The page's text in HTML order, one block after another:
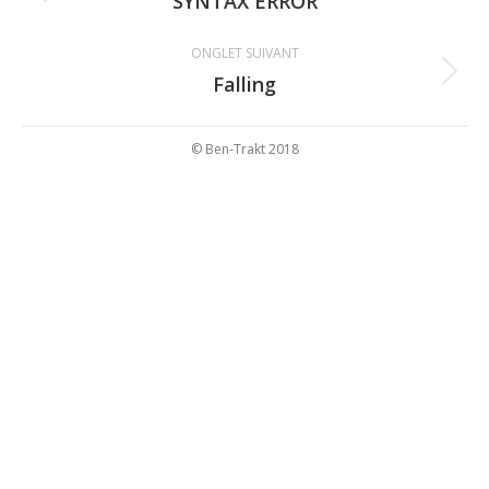
commentaire
ONGLET SUIVANT
Projets
Falling
© Ben-Trakt 2018